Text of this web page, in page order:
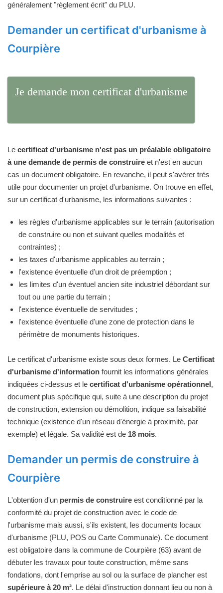
généralement "règlement écrit" du PLU.
Demander un certificat d'urbanisme à
Courpière
Je demande mon certificat d'urbanisme
Le certificat d'urbanisme n'est pas un préalable obligatoire
à une demande de permis de construire et n'est en aucun
cas un document obligatoire. En revanche, il peut s'avérer très
utile pour documenter un projet d'urbanisme. On trouve en effet,
sur un certificat d'urbanisme, les informations suivantes :
les règles d'urbanisme applicables sur le terrain (autorisation
de construire ou non et suivant quelles modalités et
contraintes) ;
les taxes d'urbanisme applicables au terrain ;
l'existence éventuelle d'un droit de préemption ;
les limites d'un éventuel ancien site industriel débordant sur
tout ou une partie du terrain ;
l'existence éventuelle de servitudes ;
l'existence éventuelle d'une zone de protection dans le
périmètre de monuments historiques.
Le certificat d'urbanisme existe sous deux formes. Le Certificat
d'urbanisme d'information fournit les informations générales
indiquées ci-dessus et le certificat d'urbanisme opérationnel,
document plus spécifique qui, suite à une description du projet
de construction, extension ou démolition, indique sa faisabilité
technique (existence d'un réseau d'énergie à proximité, par
exemple) et légale. Sa validité est de 18 mois.
Demander un permis de construire à
Courpière
L'obtention d'un permis de construire est conditionné par la
conformité du projet de construction avec le code de
l'urbanisme mais aussi, s'ils existent, les documents locaux
d'urbanisme (PLU, POS ou Carte Communale). Ce document
est obligatoire dans la commune de Courpière (63) avant de
débuter les travaux pour toute construction, même sans
fondations, dont l'emprise au sol ou la surface de plancher est
supérieure à 20 m². Le délai d'instruction donnant lieu ou non à